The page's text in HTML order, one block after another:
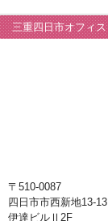
三重四日市オフィス
〒510-0087
四日市市西新地13-13
伊達ビルⅡ2F